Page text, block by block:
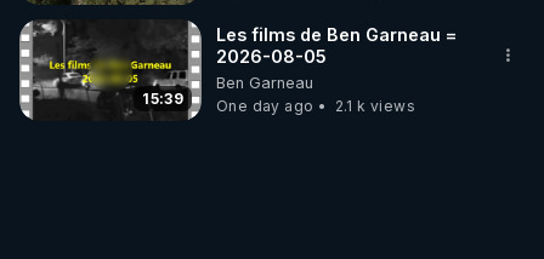
15:39
Les films de Ben Garneau =
2026-08-05
Ben Garneau
One day ago
2.1 k views